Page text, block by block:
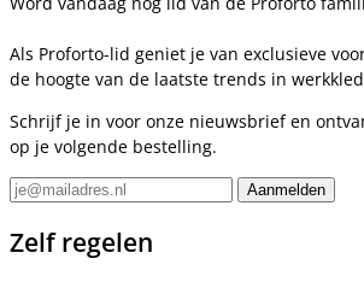
Als Proforto-lid geniet je van exclusieve
de hoogte van de laatste trends in
Schrijf je in voor onze nieuwsbrief en
op je volgende bestelling.
Zelf regelen